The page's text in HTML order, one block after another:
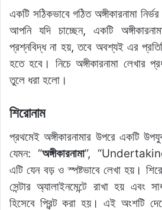
একটি সঠিকভাবে গঠিত অঙ্গীকারনামা
আপনি যদি চাচ্ছেন, একটি
প্রশ্নবিদ্ধ না হয়, তবে অবশ্যই এর
হতে হবে। নিচে অঙ্গীকারনামা লেখার
তুলে ধরা হলো।
শিরোনাম
প্রথমেই অঙ্গীকারনামার উপরে একটি
যেমন: “অঙ্গীকারনামা”,
এটি যেন বড় ও স্পষ্টভাবে লেখা হয়।
সেন্টার অ্যালাইনমেন্টে রাখা হয় এবং
হিসেবে প্রিন্ট করা হয়। এই অংশটি